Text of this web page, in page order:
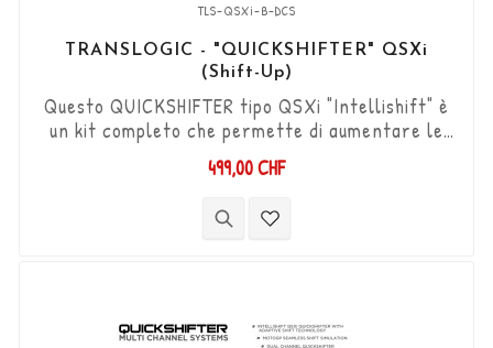
TLS-QSXi-B-DCS
TRANSLOGIC - "QUICKSHIFTER" QSXi
(Shift-Up)
Questo QUICKSHIFTER tipo QSXi "Intellishift" è
un kit completo che permette di aumentare le
marce (Shift-Up) senza utilizzare la frizione.
Kit "Plug & Play" compatibile con connettori
"Standard e Reverse". Il sensore DCS
499,00 CHF